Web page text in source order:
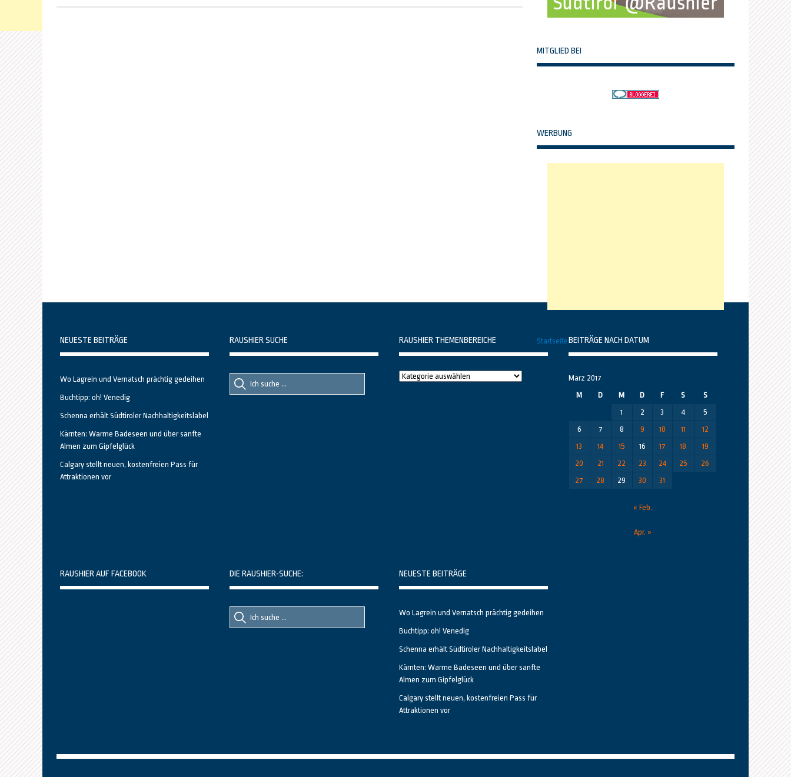
MITGLIED BEI
WERBUNG
Startseite
NEUESTE BEITRÄGE
Wo Lagrein und Vernatsch prächtig gedeihen
Buchtipp: oh! Venedig
Schenna erhält Südtiroler Nachhaltigkeitslabel
Kärnten: Warme Badeseen und über sanfte
Almen zum Gipfelglück
Calgary stellt neuen, kostenfreien Pass für
Attraktionen vor
RAUSHIER SUCHE
Suche
nach::
Suche
nach:
RAUSHIER THEMENBEREICHE
Raushier
BEITRÄGE NACH DATUM
März 2017
M
D M D F S
S
1
2 3 4
5
6
7 8 9 10 11
12
13
14 15 16 17 18
19
20
21 22 23 24 25
26
27
28 29 30 31
« Feb.
Apr. »
RAUSHIER AUF FACEBOOK DIE RAUSHIER-SUCHE:
Suche
nach::
Suche
nach:
NEUESTE BEITRÄGE
Wo Lagrein und Vernatsch prächtig gedeihen
Buchtipp: oh! Venedig
Schenna erhält Südtiroler Nachhaltigkeitslabel
Kärnten: Warme Badeseen und über sanfte
Almen zum Gipfelglück
Calgary stellt neuen, kostenfreien Pass für
Attraktionen vor